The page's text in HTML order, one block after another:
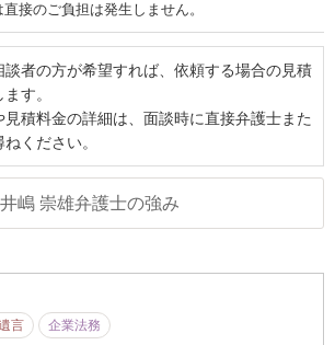
直接のご負担は発生しません。
者の方が希望すれば、依頼する場合の見積
す。
見積料金の詳細は、面談時に直接弁護士また
ください。
井嶋 崇雄弁護士の強み
言 企業法務